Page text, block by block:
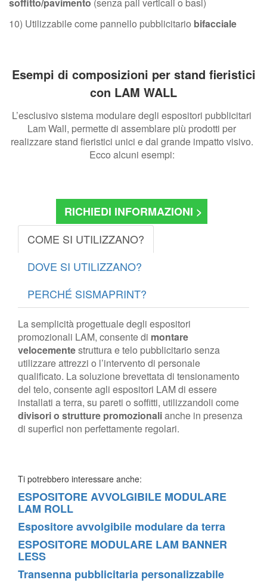
10) Utilizzabile come pannello pubblicitario bifacciale
Esempi di composizioni per stand fieristici
con LAM WALL
L’esclusivo sistema modulare degli espositori pubblicitari
Lam Wall, permette di assemblare più prodotti per
realizzare stand fieristici unici e dal grande impatto visivo.
Ecco alcuni esempi:
RICHIEDI INFORMAZIONI >
COME SI UTILIZZANO?
DOVE SI UTILIZZANO?
PERCHÉ SISMAPRINT?
La semplicità progettuale degli espositori
promozionali LAM, consente di montare
velocementestruttura e telo pubblicitario senza
utilizzare attrezzi o l’intervento di personale
qualificato. La soluzione brevettata di tensionamento
del telo, consente agli espositori LAM di essere
installati a terra, su pareti o soffitti, utilizzandoli come
divisori o strutture promozionalianche in presenza
di superfici non perfettamente regolari.
Ti potrebbero interessare anche:
ESPOSITORE AVVOLGIBILE MODULARE
LAM ROLL
Espositore avvolgibile modulare da terra
ESPOSITORE MODULARE LAM BANNER
LESS
Transenna pubblicitaria personalizzabile